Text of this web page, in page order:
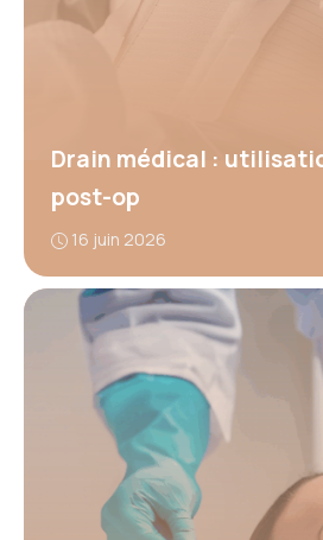
Drain médical :
post-op
16 juin 2026